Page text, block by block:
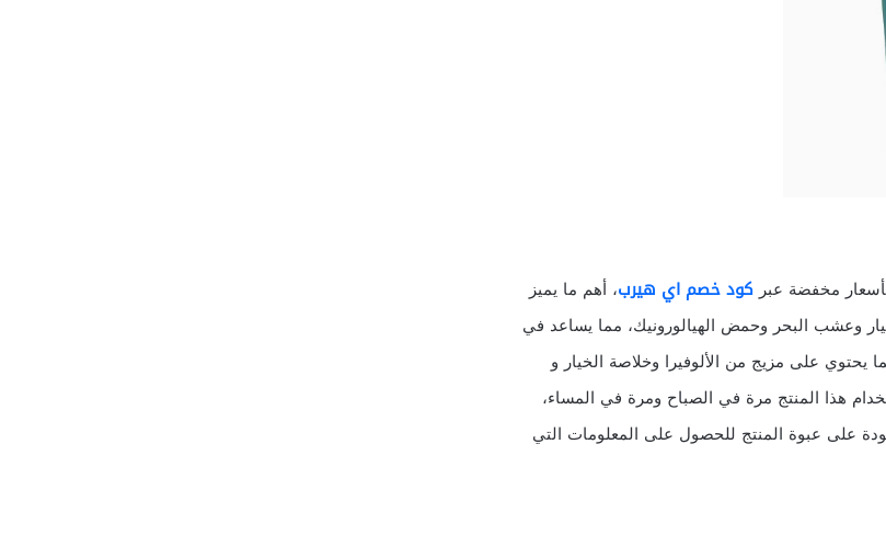
مخفضة عبركود خصم اي هيرب، أهم ما يميز
طبيعية 100%، إذ يحتوي على الخيار وعشب البحر وحمض الهيالورونيك، مما يساعد في
يحتوي على مزيج من الألوفيرا وخلاصة الخيار و
هذا المنتج مرة في الصباح ومرة في المساء،
على عبوة المنتج للحصول على المعلومات التي